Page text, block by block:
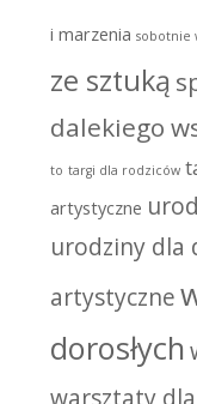
i marzenia sobotnie
ze sztuką
dalekiego
to targi dla rodziców
artystyczne
urodziny dla
artystyczne
dorosłych
warsztaty